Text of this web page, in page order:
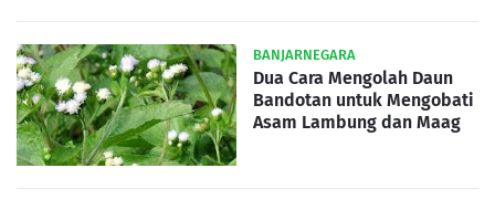
BANJARNEGARA
Dua Cara Mengolah Daun
Bandotan untuk Mengobati
Asam Lambung dan Maag